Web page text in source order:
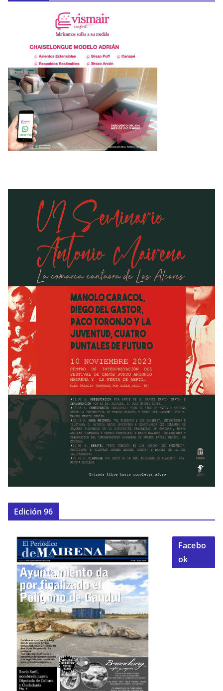
Edición 96
Facebo
ok